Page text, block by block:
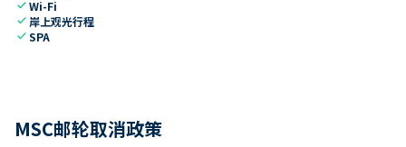
checkWi-Fi
check 岸上观光行程
checkSPA
MSC邮轮取消政策